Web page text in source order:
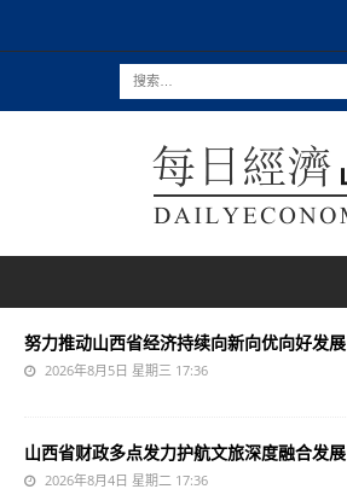
努力推动山西省经济持续向新向优向好发展
2026年8月5日 星期三 17:36
山西省财政多点发力护航文旅深度融合发展
2026年8月4日 星期二 17:36